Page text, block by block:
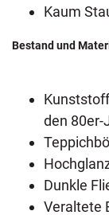
Kaum
Bestand und
den 80er-
Dunkle
Veraltete